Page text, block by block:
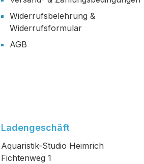
Widerrufsbelehrung &
Widerrufsformular
AGB
Ladengeschäft
Aquaristik-Studio Heimrich
Fichtenweg 1